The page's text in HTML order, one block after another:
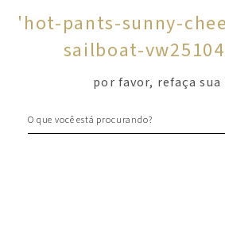
'hot-pants-sunny-
sailboat-
por favor, refaça sua